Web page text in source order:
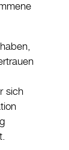
sich